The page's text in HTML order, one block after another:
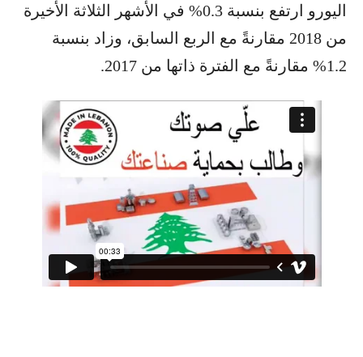
اليورو ارتفع بنسبة 0.3% في الأشهر الثلاثة الأخيرة
من 2018 مقارنةً مع الربع السابق، وزاد بنسبة
1.2% مقارنةً مع الفترة ذاتها من 2017.